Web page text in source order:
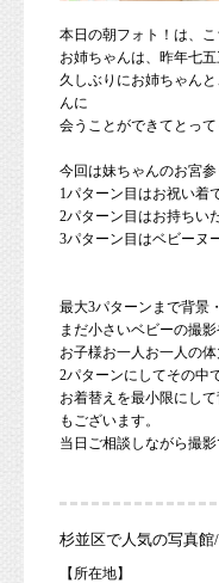
本日の朝フォト！は、
お姉ちゃんは、昨年七
久しぶりにお姉ちゃん
んに
会うことができてとって
今回は妹ちゃんのお宮
1パターン目はお祝い着で
2パターン目はお持ちい
3パターン目はベビーヌ
最大3パターンまで背景
まだ小さいベビーの撮
お子様お一人お一人の
2パターンにしてその中
お着替えを最小限にし
もございます。
当日ご相談しながら撮
杉並区で人気の写真館
【所在地】